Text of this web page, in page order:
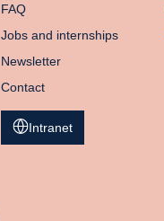
FAQ
Jobs and internships
Newsletter
Contact
Intranet